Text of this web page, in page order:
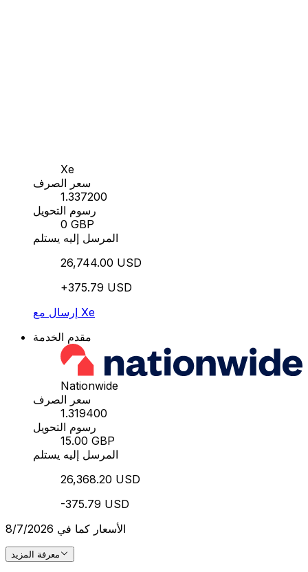
Xe
سعر الصرف
1.337200
رسوم التحويل
0 GBP
المرسل إليه يستلم
26,744.00 USD
+375.79 USD
إرسال مع Xe
مقدم الخدمة
Nationwide
سعر الصرف
1.319400
رسوم التحويل
15.00 GBP
المرسل إليه يستلم
26,368.20 USD
-375.79 USD
الأسعار كما في 8/7/2026
معرفة المزيد